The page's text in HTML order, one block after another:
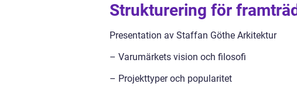
Strukturering för
Presentation av Staffan Göthe Arkitektur
– Varumärkets vision och filosofi
– Projekttyper och popularitet